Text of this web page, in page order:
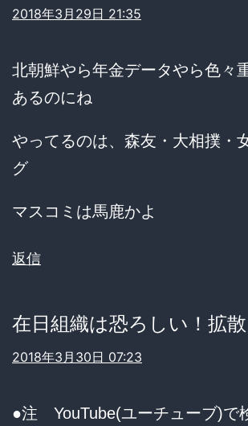
2018年3月29日 21:35
北朝鮮やら年金データやら色々
あるのにね
やってるのは、森友・大相撲・
グ
マスコミは馬鹿かよ
返信
在日組織は恐ろしい！拡散
2018年3月30日 07:23
●注 YouTube(ユーチューブ)で